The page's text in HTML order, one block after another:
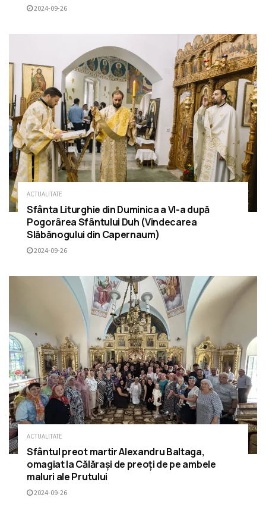
2024-09-26
ACTUALITATE
Sfânta Liturghie din Duminica a VI-a după
Pogorârea Sfântului Duh (Vindecarea
Slăbănogului din Capernaum)
2024-09-26
ACTUALITATE
Sfântul preot martir Alexandru Baltaga,
omagiat la Călărași de preoți de pe ambele
maluri ale Prutului
2024-09-26